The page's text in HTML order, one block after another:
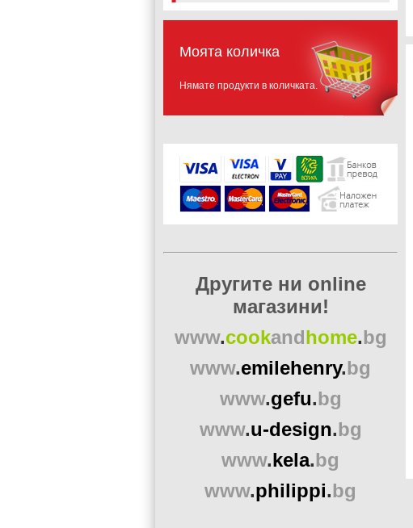
Моята количка
Нямате продукти в количката.
Другите ни online
магазини!
www.cookandhome.bg
www.emilehenry.bg
www.gefu.bg
www.u-design.bg
www.kela.bg
www.philippi.bg